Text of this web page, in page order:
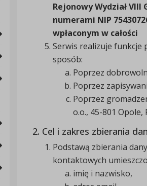
Rejonowy Wydział VIII
numerami NIP
wpłaconym w całości
Serwis realizuje funkcje
sposób:
Poprzez
Poprzez
Poprzez
o.o., 45-801 Opole,
2. Cel i zakres zbierania
Podstawą zbierania
kontaktowych
imię i nazwisko,